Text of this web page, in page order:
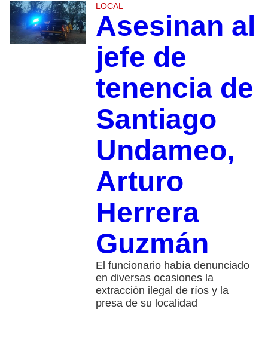
LOCAL
Asesinan al
jefe de
tenencia de
Santiago
Undameo,
Arturo
Herrera
Guzmán
El funcionario había denunciado
en diversas ocasiones la
extracción ilegal de ríos y la
presa de su localidad